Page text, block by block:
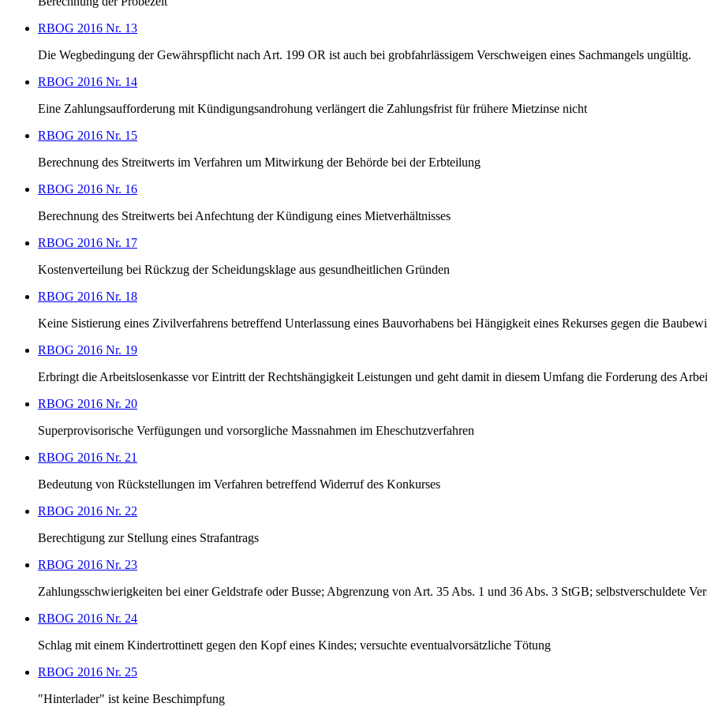
RBOG 2016 Nr. 13
Die Wegbedingung der Gewährspflicht nach Art. 199 OR ist auch bei grobfahrlässigem Verschweigen eines Sachmangels ungültig.
RBOG 2016 Nr. 14
Eine Zahlungsaufforderung mit Kündigungsandrohung verlängert die Zahlungsfrist für frühere Mietzinse nicht
RBOG 2016 Nr. 15
Berechnung des Streitwerts im Verfahren um Mitwirkung der Behörde bei der Erbteilung
RBOG 2016 Nr. 16
Berechnung des Streitwerts bei Anfechtung der Kündigung eines Mietverhältnisses
RBOG 2016 Nr. 17
Kostenverteilung bei Rückzug der Scheidungsklage aus gesundheitlichen Gründen
RBOG 2016 Nr. 18
Keine Sistierung eines Zivilverfahrens betreffend Unterlassung eines Bauvorhabens bei Hängigkeit eines Rekurses gegen die
RBOG 2016 Nr. 19
Erbringt die Arbeitslosenkasse vor Eintritt der Rechtshängigkeit Leistungen und geht damit in diesem Umfang die Forderung des
RBOG 2016 Nr. 20
Superprovisorische Verfügungen und vorsorgliche Massnahmen im Eheschutzverfahren
RBOG 2016 Nr. 21
Bedeutung von Rückstellungen im Verfahren betreffend Widerruf des Konkurses
RBOG 2016 Nr. 22
Berechtigung zur Stellung eines Strafantrags
RBOG 2016 Nr. 23
Zahlungsschwierigkeiten bei einer Geldstrafe oder Busse; Abgrenzung von Art. 35 Abs. 1 und 36 Abs. 3 StGB; selbstverschuldete
RBOG 2016 Nr. 24
Schlag mit einem Kindertrottinett gegen den Kopf eines Kindes; versuchte eventualvorsätzliche Tötung
RBOG 2016 Nr. 25
"Hinterlader" ist keine Beschimpfung